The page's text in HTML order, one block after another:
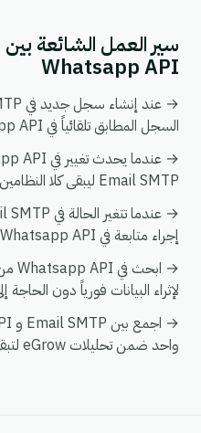
Whatsapp API
السجل المطابق تلقائياً في Whatsapp API.
Email SMTP ليبقى كلا النظامين متزامنين.
إجراء متابعة في Whatsapp API.
لإثراء البيانات فورياً دون
واحد ضمن تحليلات eGrow لتبقى التقارير موحدة.